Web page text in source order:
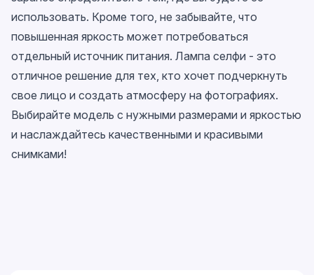
использовать. Кроме того, не забывайте, что
повышенная яркость может потребоваться
отдельный источник питания. Лампа селфи - это
отличное решение для тех, кто хочет подчеркнуть
свое лицо и создать атмосферу на фотографиях.
Выбирайте модель с нужными размерами и яркостью
и наслаждайтесь качественными и красивыми
снимками!